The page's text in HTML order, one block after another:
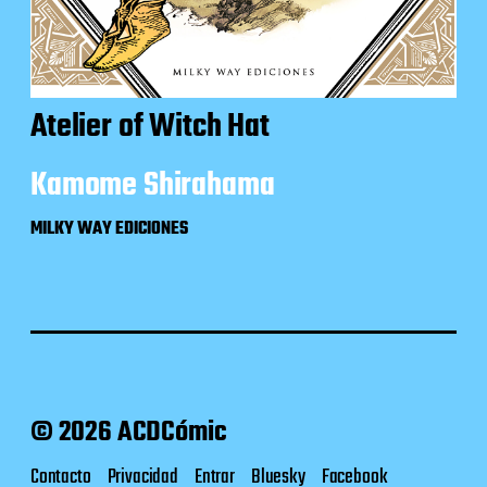
Atelier of Witch Hat
Kamome Shirahama
MILKY WAY EDICIONES
© 2026 ACDCómic
Contacto Privacidad Entrar Bluesky Facebook